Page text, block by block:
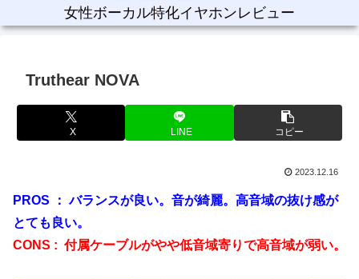
女性ボーカル特化イヤホンレビュー
Truthear NOVA
X LINE コピー
2023.12.16
PROS ： バランスが良い。音が綺麗。高音域の抜け感が
とても良い。
CONS : 付属ケーブルがやや低音域寄りで高音域が弱い。